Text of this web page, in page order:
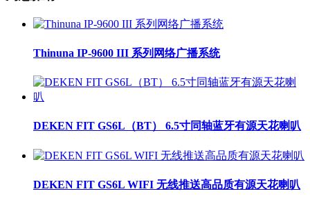
Thinuna IP-9600 III 系列网络广播系统
DEKEN FIT GS6L（BT） 6.5寸同轴蓝牙有源天花喇叭
DEKEN FIT GS6L WIFI 无线推送高品质有源天花喇叭